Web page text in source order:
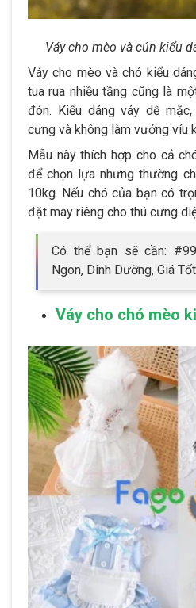
Váy cho mèo và cún kiểu
Váy cho mèo và chó kiểu
tua rua nhiều tầng cũng là
đón. Kiểu dáng váy dễ
cưng và không làm vướng víu
Mẫu này thích hợp cho cả
để chọn lựa nhưng thường
10kg. Nếu chó của bạn có
đặt may riêng cho thú cưng
Có thể bạn sẽ cần:
Ngon, Dinh Dưỡng, Giá Tốt
Váy cho chó mèo